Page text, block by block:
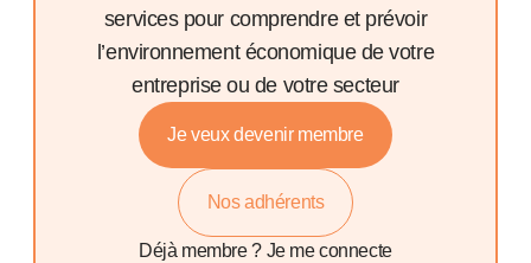
services pour comprendre et prévoir
l’environnement économique de votre
entreprise ou de votre secteur
Je veux devenir membre
Nos adhérents
Déjà membre ? Je me connecte